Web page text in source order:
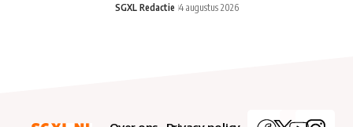
SGXL Redactie 4 augustus 2026